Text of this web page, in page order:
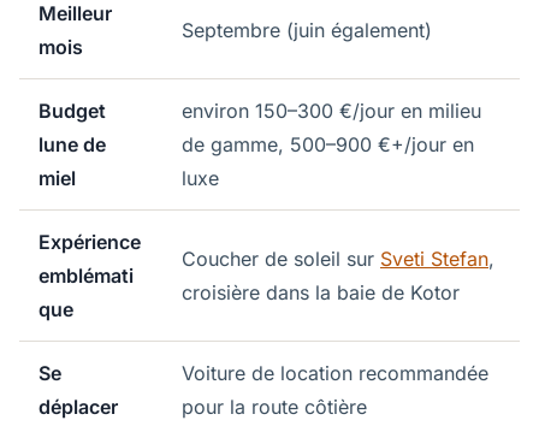
Meilleur
mois
Septembre (juin également)
Budget
lune de
miel
environ 150–300 €/jour en milieu
de gamme, 500–900 €+/jour en
luxe
Expérience
emblémati
que
Coucher de soleil sur Sveti Stefan,
croisière dans la baie de Kotor
Se
déplacer
Voiture de location recommandée
pour la route côtière